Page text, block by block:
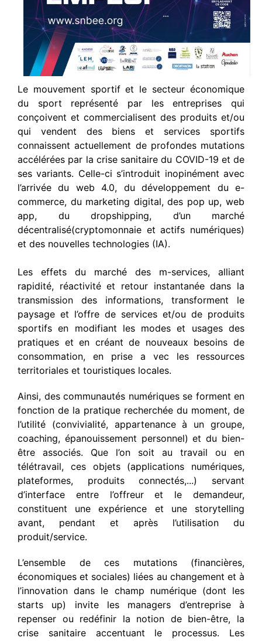
Le mouvement sportif et le secteur économique
du sport représenté par les entreprises qui
conçoivent et commercialisent des produits et/ou
qui vendent des biens et services sportifs
connaissent actuellement de profondes mutations
accélérées par la crise sanitaire du COVID-19 et de
ses variants. Celle-ci s’introduit inopinément avec
l’arrivée du web 4.0, du développement du e-
commerce, du marketing digital, des pop up, web
app, du dropshipping, d’un marché
décentralisé(cryptomonnaie et actifs numériques)
et des nouvelles technologies (IA).
Les effets du marché des m-services, alliant
rapidité, réactivité et retour instantanée dans la
transmission des informations, transforment le
paysage et l’offre de services et/ou de produits
sportifs en modifiant les modes et usages des
pratiques et en créant de nouveaux besoins de
consommation, en prise a vec les ressources
territoriales et touristiques locales.
Ainsi, des communautés numériques se forment en
fonction de la pratique recherchée du moment, de
l’utilité (convivialité, appartenance à un groupe,
coaching, épanouissement personnel) et du bien-
être associés. Que l’on soit au travail ou en
télétravail, ces objets (applications numériques,
plateformes, produits connectés,...) servant
d’interface entre l’offreur et le demandeur,
constituent une expérience et une storytelling
avant, pendant et après l’utilisation du
produit/service.
L’ensemble de ces mutations (financières,
économiques et sociales) liées au changement et à
l’innovation dans le champ numérique (dont les
starts up) invite les managers d’entreprise à
repenser ou redéfinir la notion de bien-être, la
crise sanitaire accentuant le processus. Les